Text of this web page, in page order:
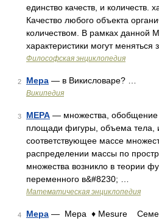
единство качеств, и количеств.
Качество любого объекта
количеством. В рамках данной
характеристики могут меняться
Философская энциклопедия
2 Мера — в Викисловаре? …
Википедия
3 МЕРА — множества, обобщение
площади фигуры, объема тела,
соответствующее массе
распределении массы по
множества возникло в теории
переменного в&#8230; …
Математическая энциклопедия
4 Мера — Мера ♦ Mesure